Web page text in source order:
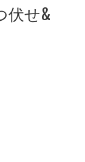
せ&